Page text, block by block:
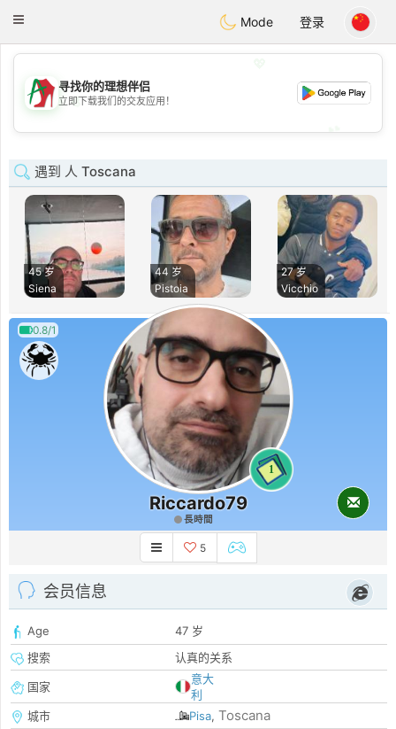
AmamiOra
Toggle
Mode 登录
💖
💕
寻找你的理想伴侣
立即下载我们的交友应用！
遇到 人 Toscana
45 岁
Siena
44 岁
Pistoia
27 岁
Vicchio
0.8/1
1
Riccardo79
長時間
5
会员信息
Age
47 岁
搜索
认真的关系
国家
意大
利
城市
Pisa, Toscana